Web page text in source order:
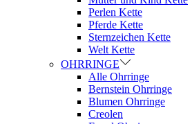
Perlen Kette
Pferde Kette
Sternzeichen Kette
Welt Kette
OHRRINGE
Alle Ohrringe
Bernstein Ohrringe
Blumen Ohrringe
Creolen